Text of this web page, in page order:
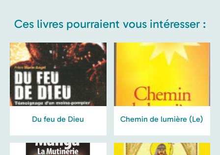
Ces livres pourraient vous intéresser :
Du feu de Dieu Chemin de lumière (Le)